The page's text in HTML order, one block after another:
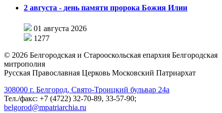
2 августа - день памяти пророка Божия Илии
01 августа 2026
1277
© 2026 Белгородская и Старооскольская епархия Белгородская
митрополия
Русская Православная Церковь Московский Патриархат
308000 г. Белгород, Свято-Троицкий бульвар 24а
Тел./факс: +7 (4722) 32-70-89, 33-57-90;
belgorod@mpatriarchia.ru